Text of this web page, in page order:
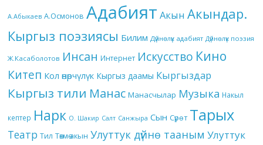
А.Абыкаев А.Осмонов Адабият Акын Акындар.
Кыргыз поэзиясы Билим Дүйнөлүк адабият Дүйнөлүк поэзия
Ж.Касаболотов Инсан Интернет Искусство Кино
Китеп Кол өнөрчүлүк Кыргыз даамы Кыргыздар
Кыргыз тили Манас Манасчылар Музыка Накыл
кептер Нарк О. Шакир Салт Санжыра Сын Сүрөт Тарых
Театр Тил Төкмө акын Улуттук дүйнө тааным Улуттук